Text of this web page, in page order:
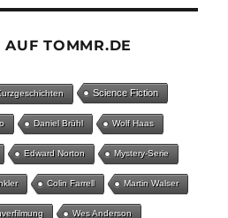
TOMMR.DE
Science Fiction
Daniel Brühl Wolf Haas
Edward Norton Mystery-Serie
Colin Farrell Martin Walser
Wes Anderson